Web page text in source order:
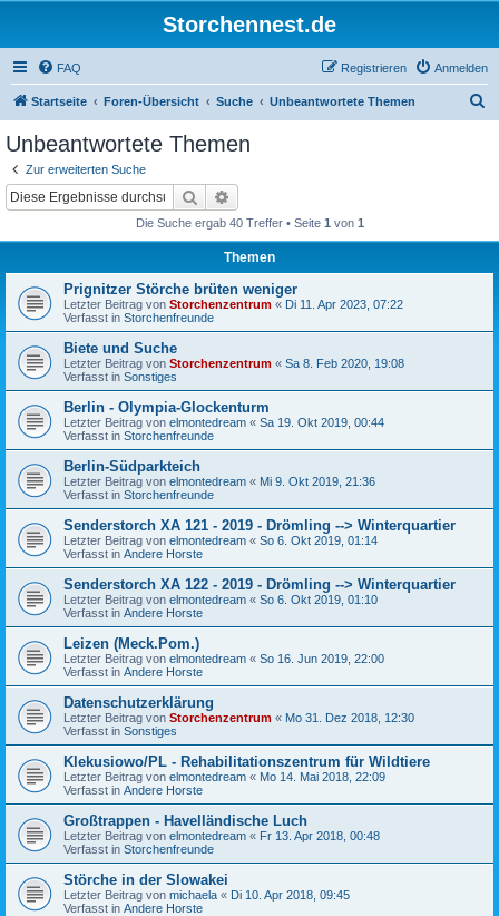
Storchennest.de
FAQ Anmelden
Registrieren
Startseite Foren-Übersicht Suche Unbeantwortete Themen
Unbeantwortete Themen
Zur erweiterten Suche
Suche
Die Suche ergab 40 Treffer • Seite 1 von 1
Themen
Prignitzer Störche brüten weniger
Letzter Beitrag von Storchenzentrum « Di 11. Apr 2023, 07:22
Verfasst in Storchenfreunde
Biete und Suche
Letzter Beitrag von Storchenzentrum « Sa 8. Feb 2020, 19:08
Verfasst in Sonstiges
Berlin - Olympia-Glockenturm
Letzter Beitrag von elmontedream « Sa 19. Okt 2019, 00:44
Verfasst in Storchenfreunde
Berlin-Südparkteich
Letzter Beitrag von elmontedream « Mi 9. Okt 2019, 21:36
Verfasst in Storchenfreunde
Senderstorch XA 121 - 2019 - Drömling --> Winterquartier
Letzter Beitrag von elmontedream « So 6. Okt 2019, 01:14
Verfasst in Andere Horste
Senderstorch XA 122 - 2019 - Drömling --> Winterquartier
Letzter Beitrag von elmontedream « So 6. Okt 2019, 01:10
Verfasst in Andere Horste
Leizen (Meck.Pom.)
Letzter Beitrag von elmontedream « So 16. Jun 2019, 22:00
Verfasst in Andere Horste
Datenschutzerklärung
Letzter Beitrag von Storchenzentrum « Mo 31. Dez 2018, 12:30
Verfasst in Sonstiges
Klekusiowo/PL - Rehabilitationszentrum für Wildtiere
Letzter Beitrag von elmontedream « Mo 14. Mai 2018, 22:09
Verfasst in Andere Horste
Großtrappen - Havelländische Luch
Letzter Beitrag von elmontedream « Fr 13. Apr 2018, 00:48
Verfasst in Storchenfreunde
Störche in der Slowakei
Letzter Beitrag von michaela « Di 10. Apr 2018, 09:45
Verfasst in Andere Horste